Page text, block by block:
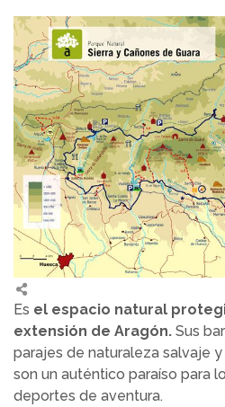
Es el espacio natural
extensión de Aragón. Sus
parajes de naturaleza salvaje
son un auténtico paraíso para
deportes de aventura.